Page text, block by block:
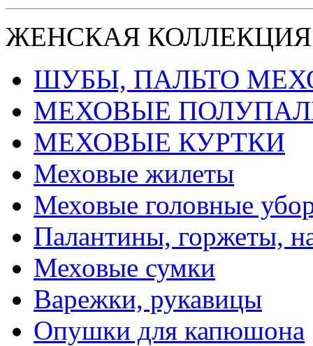
ЖЕНСКАЯ КОЛЛЕКЦИЯ
ШУБЫ, ПАЛЬТО
МЕХОВЫЕ
МЕХОВЫЕ КУРТКИ
Меховые жилеты
Меховые головные
Палантины, горжеты,
Меховые сумки
Варежки, рукавицы
Опушки для капюшона